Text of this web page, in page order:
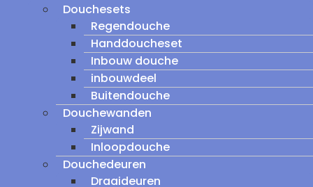
Douchesets
Regendouche
Handdoucheset
Inbouw douche
inbouwdeel
Buitendouche
Douchewanden
Zijwand
Inloopdouche
Douchedeuren
Draaideuren